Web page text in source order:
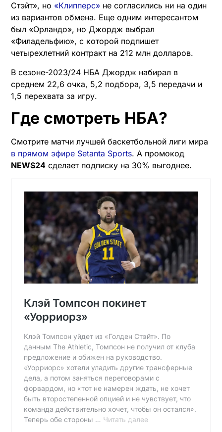
Стэйт», но «Клипперс» не согласились ни на один
из вариантов обмена. Еще одним интересантом
был «Орландо», но Джордж выбрал
«Филадельфию», с которой подпишет
четырехлетний контракт на 212 млн долларов.
В сезоне-2023/24 НБА Джордж набирал в
среднем 22,6 очка, 5,2 подбора, 3,5 передачи и
1,5 перехвата за игру.
Где смотреть НБА?
Смотрите матчи лучшей баскетбольной лиги мира
в прямом эфире Setanta Sports. А промокод
NEWS24 сделает подписку на 30% выгоднее.